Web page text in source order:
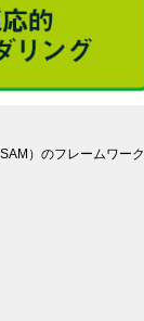
）のフレームワーク